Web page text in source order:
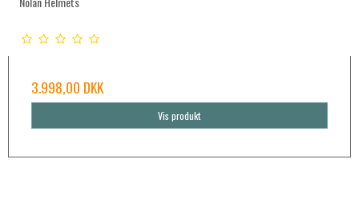
3.998,00 DKK
Vis produkt